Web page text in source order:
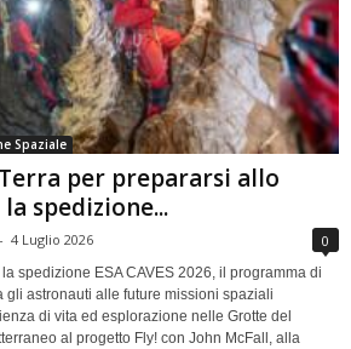
Spaziale
per prepararsi allo
spedizione...
- 4 Luglio 2026 0
spedizione ESA CAVES 2026, il programma di
gli astronauti alle future missioni spaziali
di vita ed esplorazione nelle Grotte del
al progetto Fly! con John McFall, alla